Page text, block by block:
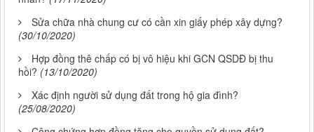
Sửa chữa nhà chung cư có cần xin giấy phép xây dựng?
(30/10/2020)
Hợp đồng thê chấp có bị vô hiệu khi GCN QSDĐ bị thu
hồi? (13/10/2020)
Xác định người sử dụng đất trong hộ gia đình?
(25/08/2020)